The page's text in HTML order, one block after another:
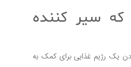
که سیر کننده
یک رژیم غذایی برای کمک به